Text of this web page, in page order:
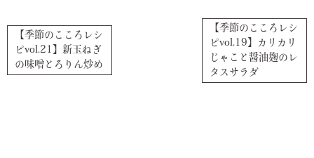
【季節のこころレシ
ピvol.21】新玉ねぎ
の味噌とろりん炒め
【季節のこころレシ
ピvol.19】カリカリ
じゃこと醤油麹のレ
タスサラダ